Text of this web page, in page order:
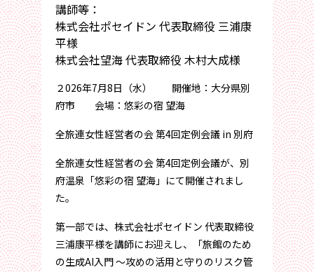
講師等：
株式会社ポセイドン 代表取締役 三浦康
平様
株式会社望海 代表取締役 木村大成様
２026年7月8日（水） 開催地：大分県別
府市 会場：悠彩の宿 望海
全旅連女性経営者の会 第4回定例会議 in 別府
全旅連女性経営者の会 第4回定例会議が、別
府温泉「悠彩の宿 望海」にて開催されまし
た。
第一部では、株式会社ポセイドン 代表取締役
三浦康平様を講師にお迎えし、「旅館のため
の生成AI入門 ～攻めの活用と守りのリスク管